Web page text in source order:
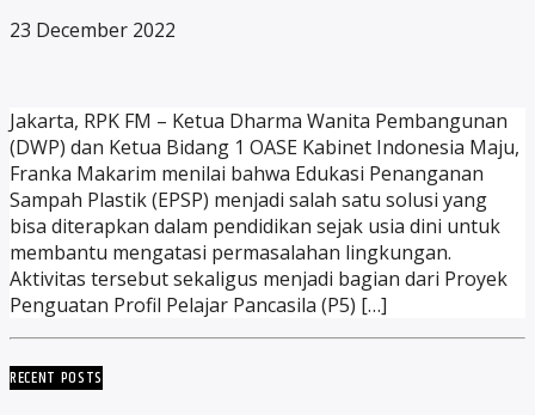
23 December 2022
Jakarta, RPK FM – Ketua Dharma Wanita Pembangunan
(DWP) dan Ketua Bidang 1 OASE Kabinet Indonesia Maju,
Franka Makarim menilai bahwa Edukasi Penanganan
Sampah Plastik (EPSP) menjadi salah satu solusi yang
bisa diterapkan dalam pendidikan sejak usia dini untuk
membantu mengatasi permasalahan lingkungan.
Aktivitas tersebut sekaligus menjadi bagian dari Proyek
Penguatan Profil Pelajar Pancasila (P5) […]
RECENT POSTS